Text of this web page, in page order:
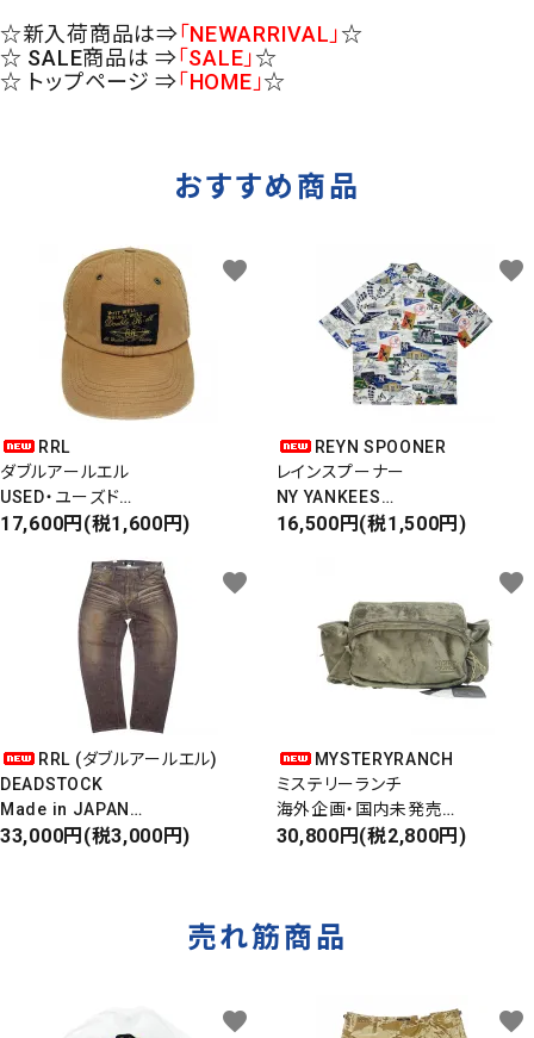
☆新入荷商品は⇒「NEWARRIVAL」☆
☆ SALE商品は ⇒「SALE」☆
☆ トップページ ⇒「HOME」☆
おすすめ商品
RRL
ダブルアールエル
USED・ユーズド
6PANEL CAP
17,600円(税1,600円)
favorite
REYN SPOONER
レインスプーナー
NY YANKEES
ニューヨークヤンキース
16,500円(税1,500円)
favorite
RRL (ダブルアールエル)
DEADSTOCK
Made in JAPAN
DAMAGE DENIM PANTS
33,000円(税3,000円)
favorite
MYSTERYRANCH
ミステリーランチ
海外企画・国内未発売
WAIST BAG
30,800円(税2,800円)
favorite
売れ筋商品
favorite favorite